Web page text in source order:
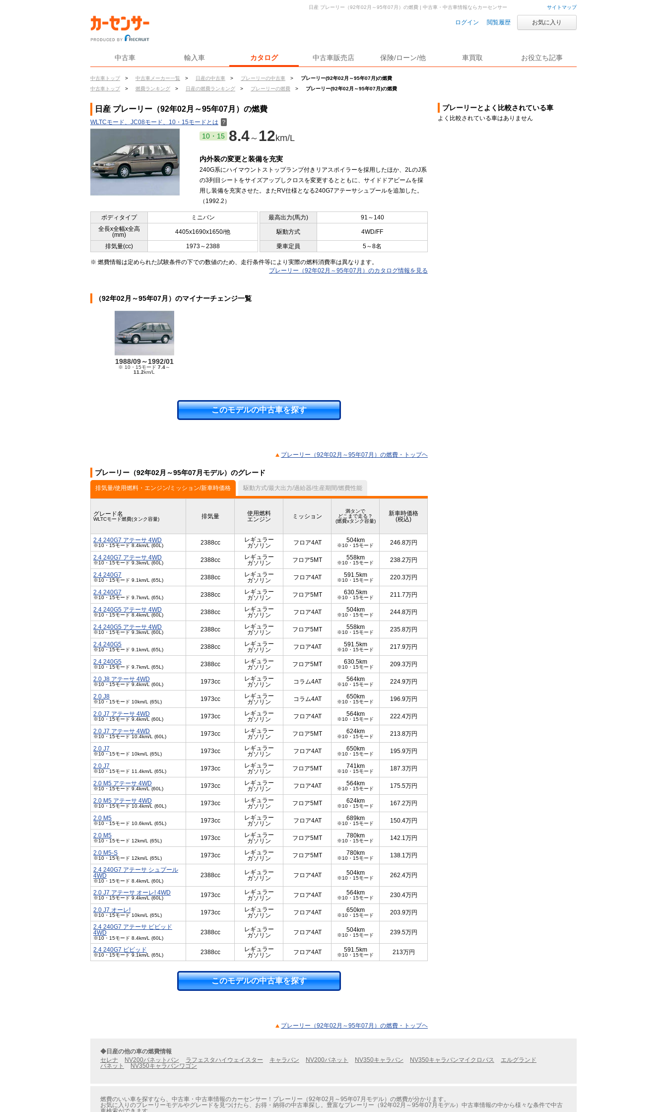
サイトマップ
ログイン 閲覧履歴 お気に入り
中古車 輸入車 カタログ 中古車販売店 保険/ローン/他 車買取 お役立ち記事
中古車トップ > 中古車メーカー一覧 > 日産の中古車 > プレーリーの中古車 >
プレーリー(92年02月～95年07月)の燃費
中古車トップ
> 燃費ランキング > 日産の燃費ランキング > プレーリーの燃費 > プレーリー(92年02月～95年07月)の燃費
日産 プレーリー（92年02月～95年07月）の燃費 | 中古車・中古車情報ならカーセンサー
日産 プレーリー（92年02月～95年07月）の燃費
WLTCモード、JC08モード、10・15モードとは ？
10・15 8.4～ 12km/L
内外装の変更と装備を充実
240G系にハイマウントストップランプ付きリアスポイラーを採用したほか、2LのJ系
の3列目シートをサイズアップしクロスを変更するとともに、サイドドアビームを採
用し装備を充実させた。またRV仕様となる240G7アテーサシュプールを追加した。
（1992.2）
ボディタイプ ミニバン 最高出力(馬力)
91～140
全長x全幅x全高
(mm)
4405x1690x1650/他 駆動方式 4WD/FF
排気量(cc) 1973～2388 乗車定員 5～8名
※ 燃費情報は定められた試験条件の下での数値のため、走行条件等により実際の燃料消費率は異なります。
プレーリー（92年02月～95年07月）のカタログ情報を見る
（92年02月～95年07月）のマイナーチェンジ一覧
1988/09～1992/01
※ 10・15モード 7.4～
11.2km/L
このモデルの中古車を探す
プレーリー（92年02月～95年07月）の燃費・トップヘ
プレーリー（92年02月～95年07月モデル）のグレード
排気量/使用燃料・エンジン/ミッション/新車時価格 駆動方式/最大出力/過給器/生産期間/燃費性能
グレード名
WLTCモード燃費(タンク容量) 排気量
使用燃料
エンジン
ミッション
満タンで
どこまで走る？
(燃費xタンク容量)
新車時価格
(税込)
2.4 240G7 アテーサ 4WD
※10・15モード 8.4km/L (60L) 2388cc
レギュラー
ガソリン
フロア4AT 504km
※10・15モード 246.8万円
2.4 240G7 アテーサ 4WD
※10・15モード 9.3km/L (60L) 2388cc
レギュラー
ガソリン
フロア5MT 558km
※10・15モード 238.2万円
2.4 240G7
※10・15モード 9.1km/L (65L) 2388cc
レギュラー
ガソリン
フロア4AT 591.5km
※10・15モード 220.3万円
2.4 240G7
※10・15モード 9.7km/L (65L) 2388cc
レギュラー
ガソリン
フロア5MT 630.5km
※10・15モード 211.7万円
2.4 240G5 アテーサ 4WD
※10・15モード 8.4km/L (60L) 2388cc
レギュラー
ガソリン
フロア4AT 504km
※10・15モード 244.8万円
2.4 240G5 アテーサ 4WD
※10・15モード 9.3km/L (60L) 2388cc
レギュラー
ガソリン
フロア5MT 558km
※10・15モード 235.8万円
2.4 240G5
※10・15モード 9.1km/L (65L) 2388cc
レギュラー
ガソリン
フロア4AT 591.5km
※10・15モード 217.9万円
2.4 240G5
※10・15モード 9.7km/L (65L) 2388cc
レギュラー
ガソリン
フロア5MT 630.5km
※10・15モード 209.3万円
2.0 J8 アテーサ 4WD
※10・15モード 9.4km/L (60L) 1973cc
レギュラー
ガソリン
コラム4AT 564km
※10・15モード 224.9万円
2.0 J8
※10・15モード 10km/L (65L) 1973cc
レギュラー
ガソリン
コラム4AT 650km
※10・15モード 196.9万円
2.0 J7 アテーサ 4WD
※10・15モード 9.4km/L (60L) 1973cc
レギュラー
ガソリン
フロア4AT 564km
※10・15モード 222.4万円
2.0 J7 アテーサ 4WD
※10・15モード 10.4km/L (60L) 1973cc
レギュラー
ガソリン
フロア5MT 624km
※10・15モード 213.8万円
2.0 J7
※10・15モード 10km/L (65L) 1973cc
レギュラー
ガソリン
フロア4AT 650km
※10・15モード 195.9万円
2.0 J7
※10・15モード 11.4km/L (65L) 1973cc
レギュラー
ガソリン
フロア5MT 741km
※10・15モード 187.3万円
2.0 M5 アテーサ 4WD
※10・15モード 9.4km/L (60L) 1973cc
レギュラー
ガソリン
フロア4AT 564km
※10・15モード 175.5万円
2.0 M5 アテーサ 4WD
※10・15モード 10.4km/L (60L) 1973cc
レギュラー
ガソリン
フロア5MT 624km
※10・15モード 167.2万円
2.0 M5
※10・15モード 10.6km/L (65L) 1973cc
レギュラー
ガソリン
フロア4AT 689km
※10・15モード 150.4万円
2.0 M5
※10・15モード 12km/L (65L) 1973cc
レギュラー
ガソリン
フロア5MT 780km
※10・15モード 142.1万円
2.0 M5-S
※10・15モード 12km/L (65L) 1973cc
レギュラー
ガソリン
フロア5MT 780km
※10・15モード 138.1万円
2.4 240G7 アテーサ シュプール
4WD
※10・15モード 8.4km/L (60L)
2388cc
レギュラー
ガソリン
フロア4AT 504km
※10・15モード 262.4万円
2.0 J7 アテーサ オーレ! 4WD
※10・15モード 9.4km/L (60L) 1973cc
レギュラー
ガソリン
フロア4AT 564km
※10・15モード 230.4万円
2.0 J7 オーレ!
※10・15モード 10km/L (65L) 1973cc
レギュラー
ガソリン
フロア4AT 650km
※10・15モード 203.9万円
2.4 240G7 アテーサ ビビッド
4WD
※10・15モード 8.4km/L (60L)
2388cc
レギュラー
ガソリン
フロア4AT 504km
※10・15モード 239.5万円
2.4 240G7 ビビッド
※10・15モード 9.1km/L (65L) 2388cc
レギュラー
ガソリン
フロア4AT 591.5km
※10・15モード 213万円
このモデルの中古車を探す
プレーリー（92年02月～95年07月）の燃費・トップヘ
プレーリーとよく比較されている車
よく比較されている車はありません
◆日産の他の車の燃費情報
セレナ
NV200バネットバン ラフェスタハイウェイスター キャラバン NV200バネット NV350キャラバン NV350キャラバンマイクロバス
エルグランド
バネット
NV350キャラバンワゴン
燃費のいい車を探すなら、中古車・中古車情報のカーセンサー！プレーリー（92年02月～95年07月モデル）の燃費が分かります。
お気に入りのプレーリーモデルやグレードを見つけたら、お得・納得の中古車探し。豊富なプレーリー（92年02月～95年07月モデル）中古車情報の中から様々な条件で中古